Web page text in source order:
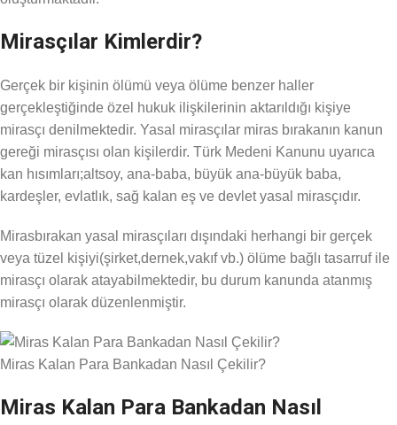
Mirasçılar Kimlerdir?
Gerçek bir kişinin ölümü veya ölüme benzer haller
gerçekleştiğinde özel hukuk ilişkilerinin aktarıldığı kişiye
mirasçı denilmektedir. Yasal mirasçılar miras bırakanın kanun
gereği mirasçısı olan kişilerdir. Türk Medeni Kanunu uyarıca
kan hısımları;altsoy, ana-baba, büyük ana-büyük baba,
kardeşler, evlatlık, sağ kalan eş ve devlet yasal mirasçıdır.
Mirasbırakan yasal mirasçıları dışındaki herhangi bir gerçek
veya tüzel kişiyi(şirket,dernek,vakıf vb.) ölüme bağlı tasarruf ile
mirasçı olarak atayabilmektedir, bu durum kanunda atanmış
mirasçı olarak düzenlenmiştir.
Miras Kalan Para Bankadan Nasıl Çekilir?
Miras Kalan Para Bankadan Nasıl